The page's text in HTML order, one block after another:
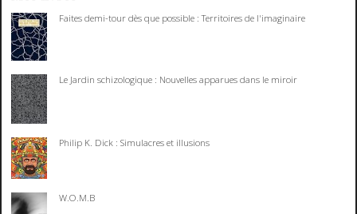
Faites demi-tour dès que possible : Territoires de l'imaginaire
Le Jardin schizologique : Nouvelles apparues dans le miroir
Philip K. Dick : Simulacres et illusions
W.O.M.B